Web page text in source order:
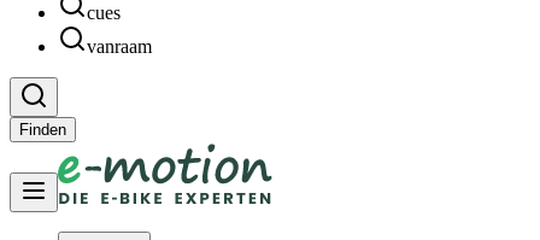
cues
vanraam
Finden